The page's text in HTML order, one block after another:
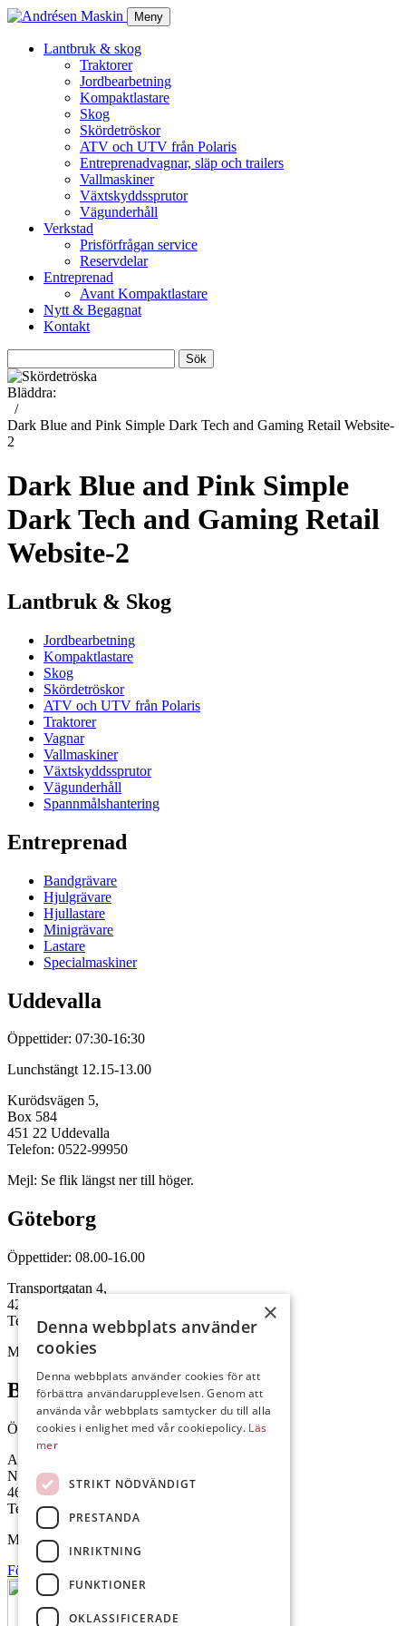
Meny
Lantbruk & skog
Traktorer
Jordbearbetning
Kompaktlastare
Skog
Skördetröskor
ATV och UTV från Polaris
Entreprenadvagnar, släp och trailers
Vallmaskiner
Växtskyddssprutor
Vägunderhåll
Verkstad
Prisförfrågan service
Reservdelar
Entreprenad
Avant Kompaktlastare
Nytt & Begagnat
Kontakt
efter:
Bläddra:
Dark Blue and Pink Simple Dark Tech and Gaming Retail Website-
2
Dark Blue and Pink Simple
Dark Tech and Gaming Retail
Website-2
Lantbruk & Skog
Jordbearbetning
Kompaktlastare
Skog
Skördetröskor
ATV och UTV från Polaris
Traktorer
Vagnar
Vallmaskiner
Växtskyddssprutor
Vägunderhåll
Spannmålshantering
Entreprenad
Bandgrävare
Hjulgrävare
Hjullastare
Minigrävare
Lastare
Specialmaskiner
Uddevalla
Öppettider: 07:30-16:30
Lunchstängt 12.15-13.00
Kurödsvägen 5,
Box 584
451 22 Uddevalla
Telefon: 0522-99950
Mejl: Se flik längst ner till höger.
Göteborg
Öppettider: 08.00-16.00
Transportgatan 4,
422 46 Hisings Backa
Telefon: 0708-115352
Mejl: Se flik längst ner till höger.
Brålanda
Öppettider: 07:00-16:00
Andrésen Maskin i Brålanda AB
Nuntorp 301
464 64 Brålanda
Telefon: 0521-57 57 30
Mejl: Se flik längst ner till höger.
Följ oss på Facebook
×
Denna webbplats använder
cookies
Denna webbplats använder cookies för att
förbättra användarupplevelsen. Genom att
använda vår webbplats samtycker du till alla
cookies i enlighet med vår cookiepolicy. Läs
mer
STRIKT NÖDVÄNDIGT
PRESTANDA
INRIKTNING
FUNKTIONER
OKLASSIFICERADE